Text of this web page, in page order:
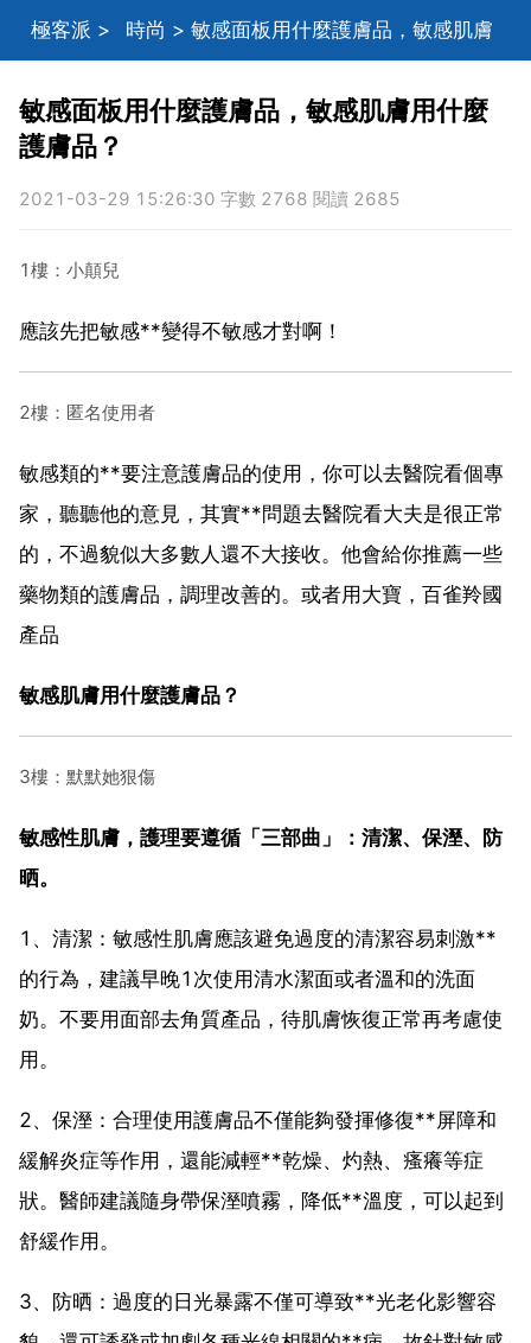
極客派 > 時尚 > 敏感面板用什麼護膚品，敏感肌膚
敏感面板用什麼護膚品，敏感肌膚用什麼
護膚品？
2021-03-29 15:26:30 字數 2768 閱讀 2685
1樓：小顛兒
應該先把敏感**變得不敏感才對啊！
2樓：匿名使用者
敏感類的**要注意護膚品的使用，你可以去醫院看個專
家，聽聽他的意見，其實**問題去醫院看大夫是很正常
的，不過貌似大多數人還不大接收。他會給你推薦一些
藥物類的護膚品，調理改善的。或者用大寶，百雀羚國
產品
敏感肌膚用什麼護膚品？
3樓：默默她狠傷
敏感性肌膚，護理要遵循「三部曲」：清潔、保溼、防
晒。
1、清潔：敏感性肌膚應該避免過度的清潔容易刺激**
的行為，建議早晚1次使用清水潔面或者溫和的洗面
奶。不要用面部去角質產品，待肌膚恢復正常再考慮使
用。
2、保溼：合理使用護膚品不僅能夠發揮修復**屏障和
緩解炎症等作用，還能減輕**乾燥、灼熱、瘙癢等症
狀。醫師建議隨身帶保溼噴霧，降低**溫度，可以起到
舒緩作用。
3、防晒：過度的日光暴露不僅可導致**光老化影響容